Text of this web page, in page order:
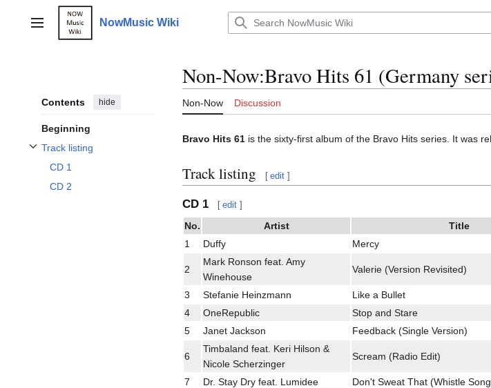
contentMain menu NowMusic Wiki
Contents hide
Beginning
Track listing
Toggle Track listing subsection
CD 1
CD 2
Non-Now:Bravo Hits 61 (Germany
Non-Now Discussion
Bravo Hits 61 is the sixty-first album of the Bravo Hits series. It was
Track listing [ edit ]
CD 1 [ edit ]
No. Artist Title
1
Duffy Mercy
2
Mark Ronson feat. Amy
Winehouse
Valerie (Version Revisited)
3 Stefanie Heinzmann Like a Bullet
4
OneRepublic Stop and Stare
5
Janet Jackson Feedback (Single Version)
6
Timbaland feat. Keri Hilson &
Nicole Scherzinger
Scream (Radio Edit)
7 Dr. Stay Dry feat. Lumidee Don't Sweat That (Whistle